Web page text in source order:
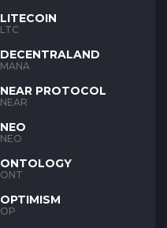
LITECOIN
LTC
DECENTRALAND
MANA
NEAR PROTOCOL
NEAR
NEO
NEO
ONTOLOGY
ONT
OPTIMISM
OP